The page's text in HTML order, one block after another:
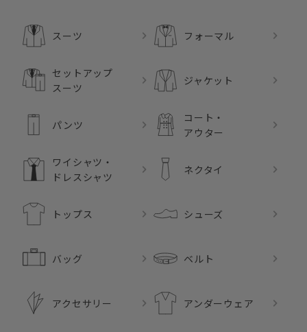
スーツ フォーマル
セットアップ
スーツ
ジャケット
パンツ
コート・
アウター
ワイシャツ・
ドレスシャツ
ネクタイ
トップス シューズ
バッグ ベルト
アクセサリー アンダーウェア